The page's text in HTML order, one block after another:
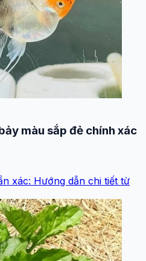
màu sắp đẻ chính xác
xác: Hướng dẫn chi tiết từ